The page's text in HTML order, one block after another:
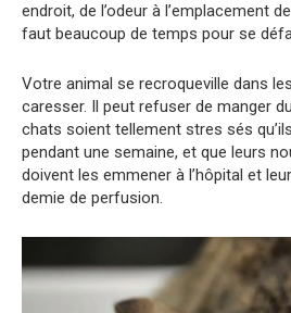
endroit, de l’odeur à l’emplacement
faut beaucoup de temps pour se
Votre animal se recroqueville dans
caresser. Il peut refuser de manger
chats soient tellement stres sés
pendant une semaine, et que leurs
doivent les emmener à l’hôpital et
demie de perfusion.